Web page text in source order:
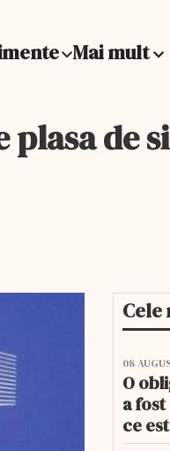
Mai mult
plasa de
Cele
08
O
a
ce